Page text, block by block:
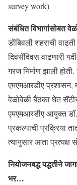
survey work)
संबंधित विभागांसोबत
डोंबिवली शहराची
दिवसेंदिवस वाढणारी
गरज निर्माण झाली
एमएमआरडीए प्रशासन,
वेळोवेळी बैठका घेत
एमएमआरडीए आयुक्त डॉ.
प्रकल्पाची प्रक्रिया
त्यानुसार आता प्रत्यक्ष
नियोजनबद्ध पद्धतीने
भर…